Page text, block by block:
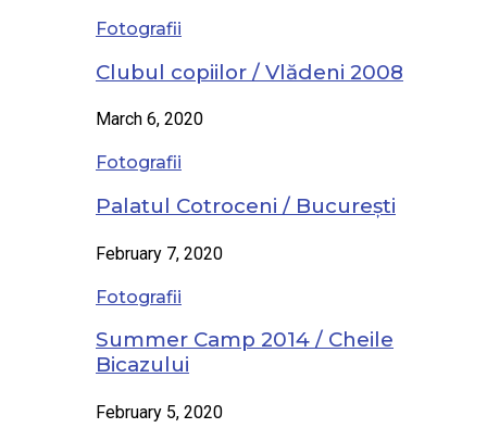
Fotografii
Clubul copiilor / Vlădeni 2008
March 6, 2020
Fotografii
Palatul Cotroceni / București
February 7, 2020
Fotografii
Summer Camp 2014 / Cheile
Bicazului
February 5, 2020